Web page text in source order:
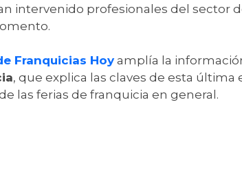
intervenido profesionales del sector
Franquicias Hoyamplía la
, que explica las claves de esta
las ferias de franquicia en general.